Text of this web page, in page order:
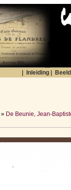
Inleiding
» De Beunie, Jean-